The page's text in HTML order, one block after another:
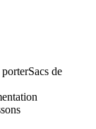
porterSacs de